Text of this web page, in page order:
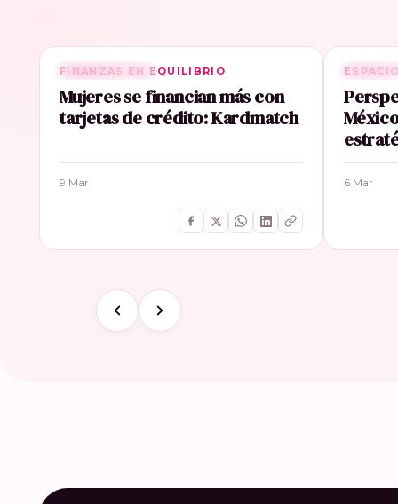
RELACIONADA
FINANZAS EN EQUILIBRIO
Mujeres se financian más con
tarjetas de crédito: Kardmatch
9 Mar 6 Mar